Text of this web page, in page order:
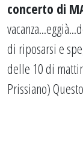
concerto di
di riposarsi e
delle 10 di
Prissiano)